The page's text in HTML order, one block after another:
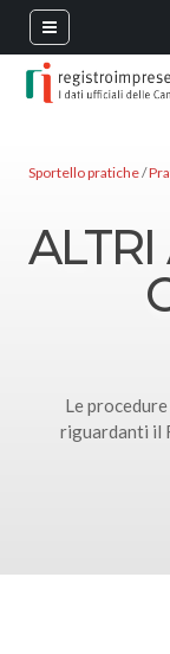
Sportello pratiche
Le
riguardanti il